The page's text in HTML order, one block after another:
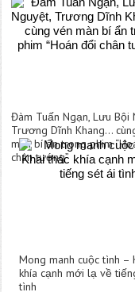
Đàm Tuấn Ngạn, Lưu Bội
Trương Dĩnh Khang…
màn bí ẩn trong phim
chân tướng”
Mong manh cuộc tình –
khía cạnh mới lạ về
tình